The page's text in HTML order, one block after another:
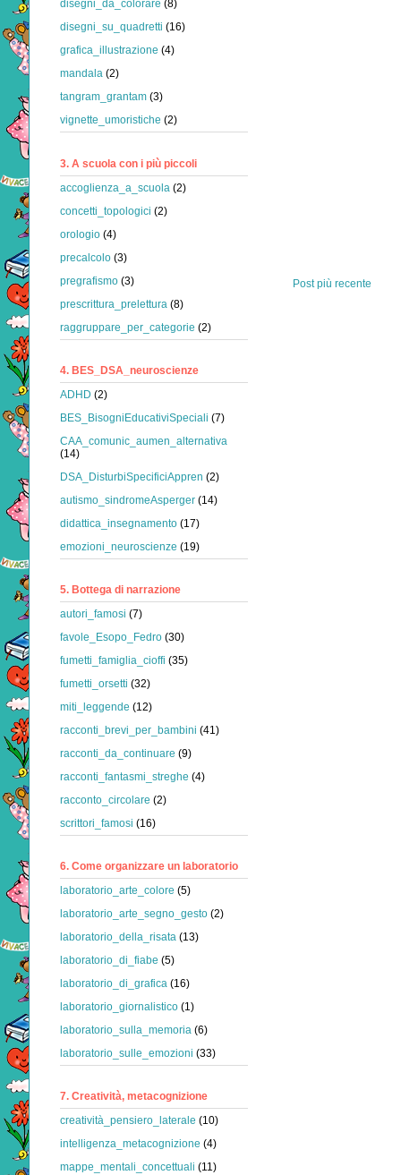
Post più recente
disegni_da_colorare (8)
disegni_su_quadretti (16)
grafica_illustrazione (4)
mandala (2)
tangram_grantam (3)
vignette_umoristiche (2)
3. A scuola con i più piccoli
accoglienza_a_scuola (2)
concetti_topologici (2)
orologio (4)
precalcolo (3)
pregrafismo (3)
prescrittura_prelettura (8)
raggruppare_per_categorie (2)
4. BES_DSA_neuroscienze
ADHD (2)
BES_BisogniEducativiSpeciali (7)
CAA_comunic_aumen_alternativa
(14)
DSA_DisturbiSpecificiAppren (2)
autismo_sindromeAsperger (14)
didattica_insegnamento (17)
emozioni_neuroscienze (19)
5. Bottega di narrazione
autori_famosi (7)
favole_Esopo_Fedro (30)
fumetti_famiglia_cioffi (35)
fumetti_orsetti (32)
miti_leggende (12)
racconti_brevi_per_bambini (41)
racconti_da_continuare (9)
racconti_fantasmi_streghe (4)
racconto_circolare (2)
scrittori_famosi (16)
6. Come organizzare un laboratorio
laboratorio_arte_colore (5)
laboratorio_arte_segno_gesto (2)
laboratorio_della_risata (13)
laboratorio_di_fiabe (5)
laboratorio_di_grafica (16)
laboratorio_giornalistico (1)
laboratorio_sulla_memoria (6)
laboratorio_sulle_emozioni (33)
7. Creatività, metacognizione
creatività_pensiero_laterale (10)
intelligenza_metacognizione (4)
mappe_mentali_concettuali (11)